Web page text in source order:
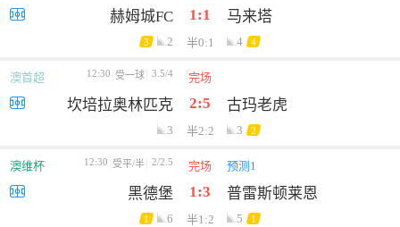
赫姆城FC 1:1 马来塔
3 2 半0:1 4 4
澳首超 12:30 受一球 3.5/4 完场
坎培拉奥林匹克 2:5 古玛老虎
3 半2:2 3 2
澳维杯 12:30 受平/半 2/2.5 完场 预测1
黑德堡 1:3 普雷斯顿莱恩
1 6 半1:2 5 1